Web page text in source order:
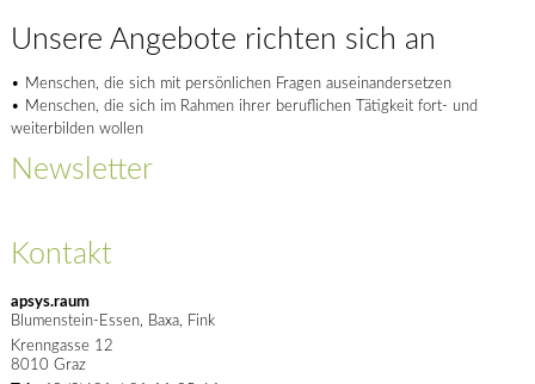
Unsere Angebote richten sich an
• Menschen, die sich mit persönlichen Fragen auseinandersetzen
• Menschen, die sich im Rahmen ihrer beruflichen Tätigkeit fort- und
weiterbilden wollen
Newsletter
Kontakt
apsys.raum
Blumenstein-Essen, Baxa, Fink
Krenngasse 12
8010 Graz